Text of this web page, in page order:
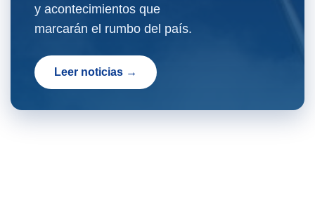
y acontecimientos que
marcarán el rumbo del país.
Leer noticias →